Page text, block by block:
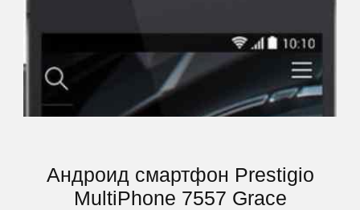
Андроид смартфон Prestigio
MultiPhone 7557 Grace
Iuni